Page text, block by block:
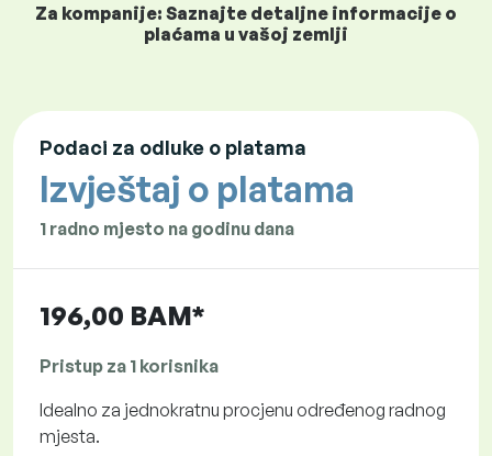
Za kompanije: Saznajte detaljne informacije o
plaćama u vašoj zemlji
Podaci za odluke o platama
Izvještaj o platama
1 radno mjesto na godinu dana
196,00 BAM*
Pristup za 1 korisnika
Idealno za jednokratnu procjenu određenog radnog
mjesta.